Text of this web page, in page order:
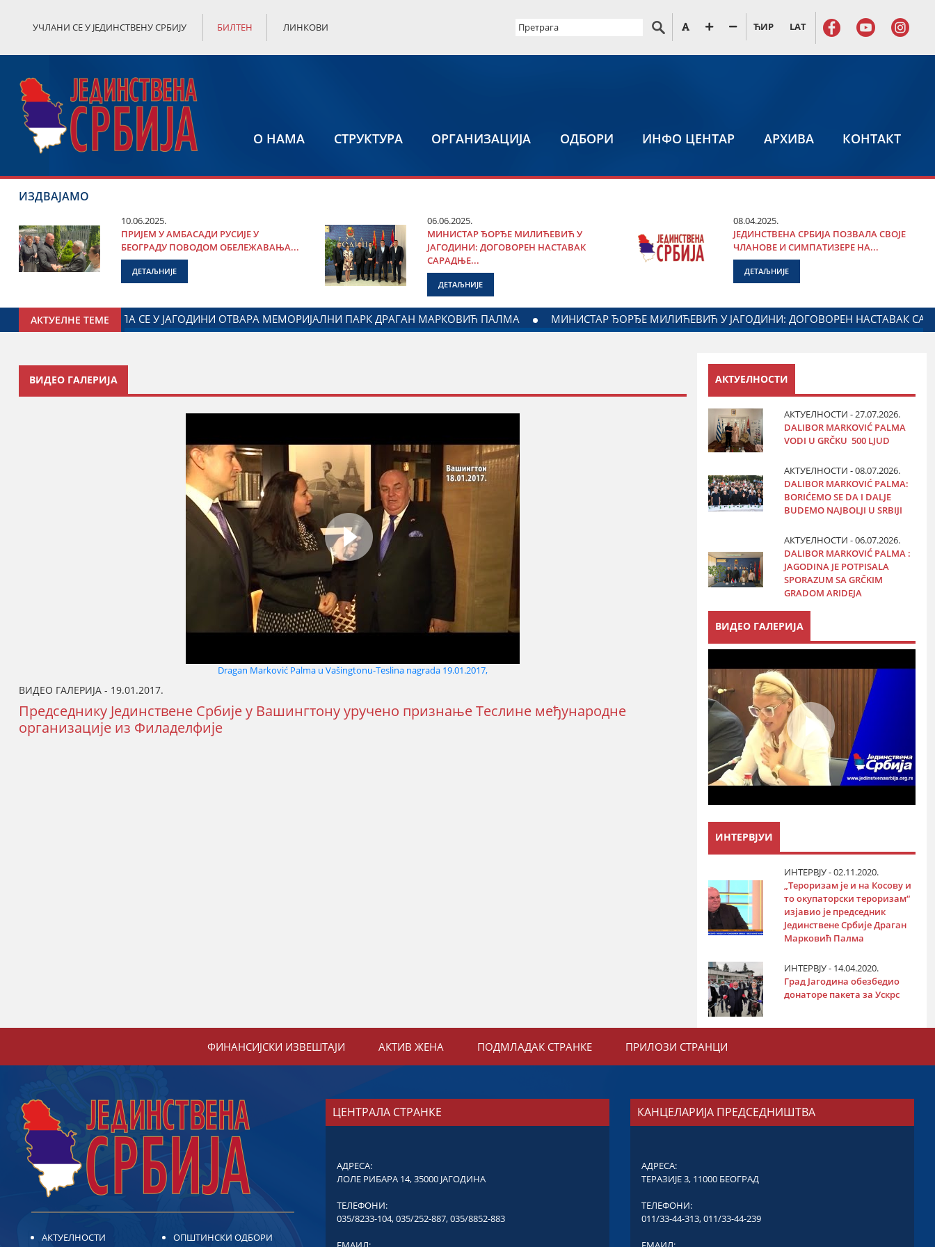
УЧЛАНИ СЕ У ЈЕДИНСТВЕНУ СРБИЈУ БИЛТЕН ЛИНКОВИ ЋИР LAT
О НАМА СТРУКТУРА ОРГАНИЗАЦИЈА ОДБОРИ ИНФО ЦЕНТАР АРХИВА КОНТАКТ
ИЗДВАЈАМО
10.06.2025.
ПРИЈЕМ У АМБАСАДИ РУСИЈЕ У
БЕОГРАДУ ПОВОДОМ ОБЕЛЕЖАВАЊА...
ДЕТАЉНИЈЕ
06.06.2025.
МИНИСТАР ЂОРЂЕ МИЛИЋЕВИЋ У
ЈАГОДИНИ: ДОГОВОРЕН НАСТАВАК
САРАДЊЕ...
ДЕТАЉНИЈЕ
08.04.2025.
ЈЕДИНСТВЕНА СРБИЈА ПОЗВАЛА СВОЈЕ
ЧЛАНОВЕ И СИМПАТИЗЕРЕ НА...
ДЕТАЉНИЈЕ
АКТУЕЛНЕ ТЕМЕ
МАРКОВИЋ ПАЛМА МИНИСТАР ЂОРЂЕ МИЛИЋЕВИЋ У ЈАГОДИНИ: ДОГОВОРЕН НАСТАВАК САРАДЊЕ ГРАДА ЈАГОДИНЕ И МИНИСТАРСТВА ЗАДУЖЕНОГ ЗА ОДНОСЕ СА
ВИДЕО ГАЛЕРИЈА
Dragan Marković Palma u Vašingtonu-Teslina nagrada 19.01.2017,
ВИДЕО ГАЛЕРИЈА - 19.01.2017.
Председнику Јединствене Србије у Вашингтону уручено признање Теслине међународне
организације из Филаделфије
АКТУЕЛНОСТИ
АКТУЕЛНОСТИ - 27.07.2026.
DALIBOR MARKOVIĆ PALMA
VODI U GRČKU 500 LJUD
АКТУЕЛНОСТИ - 08.07.2026.
DALIBOR MARKOVIĆ PALMA:
BORIĆEMO SE DA I DALJE
BUDEMO NAJBOLJI U SRBIJI
АКТУЕЛНОСТИ - 06.07.2026.
DALIBOR MARKOVIĆ PALMA :
JAGODINA JE POTPISALA
SPORAZUM SA GRČKIM
GRADOM ARIDEJA
ВИДЕО ГАЛЕРИЈА
ИНТЕРВЈУИ
ИНТЕРВЈУ - 02.11.2020.
„Тероризам је и на Косову и
то окупаторски тероризам“
изјавио је председник
Јединствене Србије Драган
Марковић Палма
ИНТЕРВЈУ - 14.04.2020.
Град Јагодина обезбедио
донаторе пакета за Ускрс
ФИНАНСИЈСКИ ИЗВЕШТАЈИ АКТИВ ЖЕНА ПОДМЛАДАК СТРАНКЕ ПРИЛОЗИ СТРАНЦИ
АКТУЕЛНОСТИ ОПШТИНСКИ ОДБОРИ
ЦЕНТРАЛА СТРАНКЕ
АДРЕСА:
ЛОЛЕ РИБАРА 14, 35000 ЈАГОДИНА
ТЕЛЕФОНИ:
035/8233-104,035/252-887,035/8852-883
КАНЦЕЛАРИЈА ПРЕДСЕДНИШТВА
АДРЕСА:
ТЕРАЗИЈЕ 3, 11000 БЕОГРАД
ТЕЛЕФОНИ:
011/33-44-313,011/33-44-239